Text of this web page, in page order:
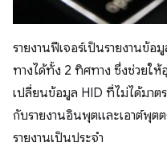
รายงานฟีเจอร์เป็นรายงานข้อ
ทางได้ทั้ง 2 ทิศทาง ซึ่งช่วยใ
เปลี่ยนข้อมูล HID ที่ไม่ได้มาต
กับรายงานอินพุตและเอาต์พุต
รายงานเป็นประจำ